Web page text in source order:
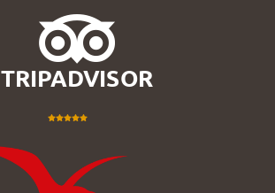

TRIPADVISOR
